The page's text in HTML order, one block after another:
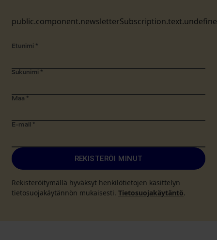
Etunimi *
Sukunimi *
Maa *
E-mail *
REKISTERÖI MINUT
Rekisteröitymällä hyväksyt henkilötietojen käsittelyn
tietosuojakäytännön mukaisesti. Tietosuojakäytäntö.